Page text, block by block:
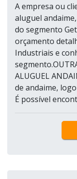
A empresa ou
aluguel
do segmento
orçamento
Industriais e
ALUGUEL
de andaime,
É possível